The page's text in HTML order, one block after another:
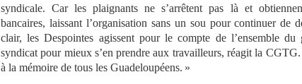
syndicale. Car les plaignants ne s’arrêtent pas là et
bancaires, laissant l’organisation sans un sou pour continuer de
clair, les Despointes agissent pour le compte de l’ensemble
syndicat pour mieux s’en prendre aux travailleurs, réagit la
à la mémoire de tous les Guadeloupéens. »